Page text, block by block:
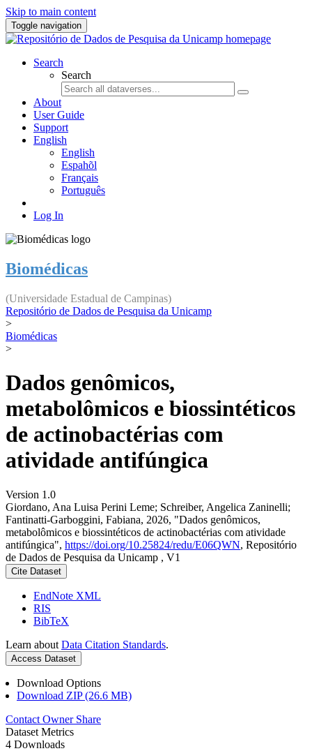
Skip to main content
Toggle navigation
Search
Search
About
User Guide
Support
English
English
Espahõl
Français
Português
Log In
Biomédicas
(Universidade Estadual de Campinas)
Repositório de Dados de Pesquisa da Unicamp
>
Biomédicas
>
Dados genômicos,
metabolômicos e biossintéticos
de actinobactérias com
atividade antifúngica
Version 1.0
Giordano, Ana Luisa Perini Leme; Schreiber, Angelica Zaninelli;
Fantinatti-Garboggini, Fabiana, 2026, "Dados genômicos,
metabolômicos e biossintéticos de actinobactérias com atividade
antifúngica", https://doi.org/10.25824/redu/E06QWN, Repositório
de Dados de Pesquisa da Unicamp , V1
Cite Dataset
EndNote XML
RIS
BibTeX
Learn about Data Citation Standards.
Access Dataset
Download Options
Download ZIP (26.6 MB)
Contact Owner Share
Dataset Metrics
4 Downloads